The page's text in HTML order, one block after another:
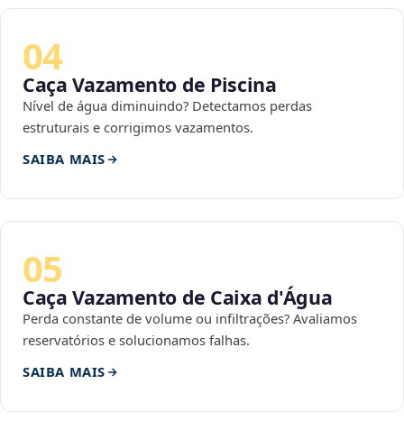
04
Caça Vazamento de Piscina
Nível de água diminuindo? Detectamos perdas
estruturais e corrigimos vazamentos.
SAIBA MAIS
05
Caça Vazamento de Caixa d'Água
Perda constante de volume ou infiltrações? Avaliamos
reservatórios e solucionamos falhas.
SAIBA MAIS